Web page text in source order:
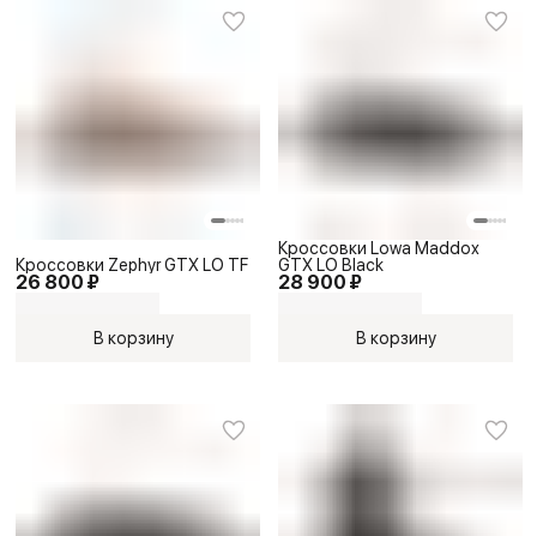
26 800 ₽
Кроссовки Zephyr GTX LO TF
В корзину
28 900 ₽
Кроссовки Lowa Maddox
GTX LO Black
В корзину